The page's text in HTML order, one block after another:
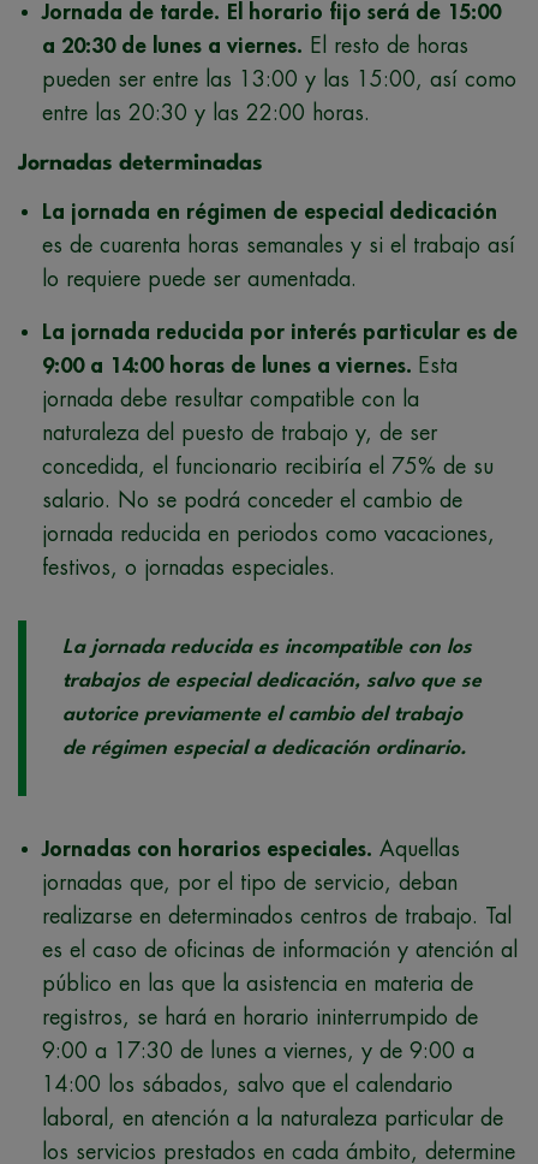
Jornada de tarde. El horario fijo será de 15:00
a 20:30 de lunes a viernes. El resto de horas
pueden ser entre las 13:00 y las 15:00, así como
entre las 20:30 y las 22:00 horas.
Jornadas determinadas
La jornada en régimen de especial dedicación
es de cuarenta horas semanales y si el trabajo así
lo requiere puede ser aumentada.
La jornada reducida por interés particular es de
9:00 a 14:00 horas de lunes a viernes. Esta
jornada debe resultar compatible con la
naturaleza del puesto de trabajo y, de ser
concedida, el funcionario recibiría el 75% de su
salario. No se podrá conceder el cambio de
jornada reducida en periodos como vacaciones,
festivos, o jornadas especiales.
La jornada reducida es incompatible con los
trabajos de especial dedicación, salvo que se
autorice previamente el cambio del trabajo
de régimen especial a dedicación ordinario.
Jornadas con horarios especiales. Aquellas
jornadas que, por el tipo de servicio, deban
realizarse en determinados centros de trabajo. Tal
es el caso de oficinas de información y atención al
público en las que la asistencia en materia de
registros, se hará en horario ininterrumpido de
9:00 a 17:30 de lunes a viernes, y de 9:00 a
14:00 los sábados, salvo que el calendario
laboral, en atención a la naturaleza particular de
los servicios prestados en cada ámbito, determine